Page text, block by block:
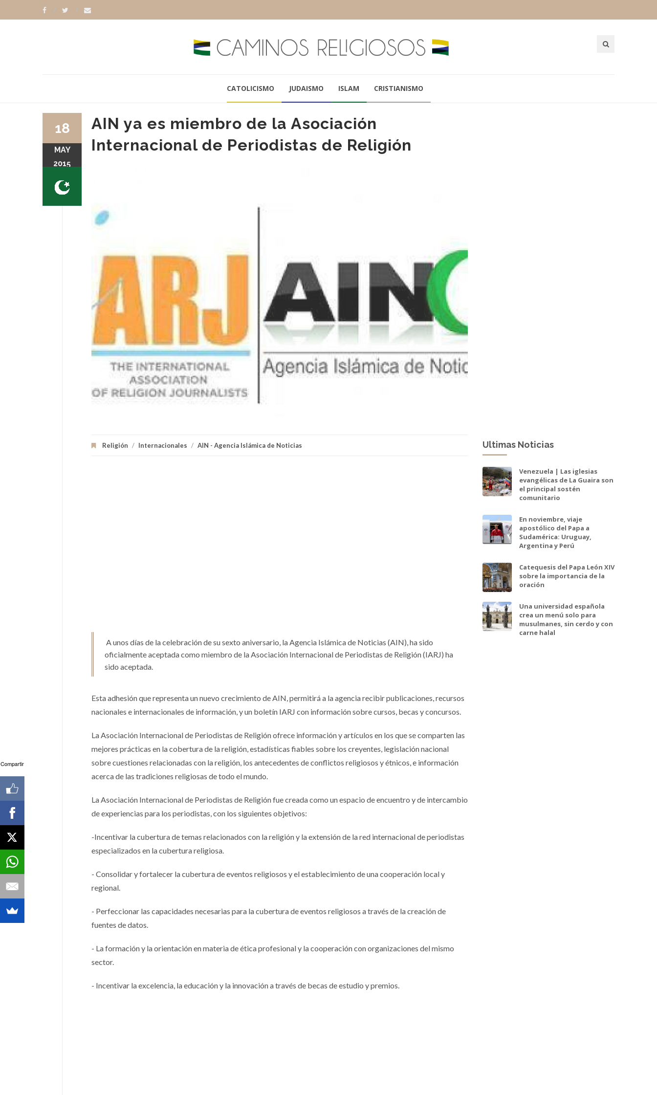
CATOLICISMO JUDAISMO ISLAM CRISTIANISMO
AIN ya es miembro de la Asociación
Internacional de Periodistas de Religión
Religión / Internacionales / AIN - Agencia Islámica de Noticias
18
MAY
2015
A unos días de la celebración de su sexto aniversario, la Agencia Islámica de Noticias (AIN), ha sido
oficialmente aceptada como miembro de la Asociación Internacional de Periodistas de Religión (IARJ) ha
sido aceptada.
Esta adhesión que representa un nuevo crecimiento de AIN, permitirá a la agencia recibir publicaciones, recursos
nacionales e internacionales de información, y un boletín IARJ con información sobre cursos, becas y concursos.
La Asociación Internacional de Periodistas de Religión ofrece información y artículos en los que se comparten las
mejores prácticas en la cobertura de la religión, estadísticas fiables sobre los creyentes, legislación nacional
sobre cuestiones relacionadas con la religión, los antecedentes de conflictos religiosos y étnicos, e información
acerca de las tradiciones religiosas de todo el mundo.
La Asociación Internacional de Periodistas de Religión fue creada como un espacio de encuentro y de intercambio
de experiencias para los periodistas, con los siguientes objetivos:
-Incentivar la cubertura de temas relacionados con la religión y la extensión de la red internacional de periodistas
especializados en la cubertura religiosa.
- Consolidar y fortalecer la cubertura de eventos religiosos y el establecimiento de una cooperación local y
regional.
- Perfeccionar las capacidades necesarias para la cubertura de eventos religiosos a través de la creación de
fuentes de datos.
- La formación y la orientación en materia de ética profesional y la cooperación con organizaciones del mismo
sector.
- Incentivar la excelencia, la educación y la innovación a través de becas de estudio y premios.
Ultimas Noticias
Venezuela | Las iglesias
evangélicas de La Guaira son
el principal sostén
comunitario
En noviembre, viaje
apostólico del Papa a
Sudamérica: Uruguay,
Argentina y Perú
Catequesis del Papa León XIV
sobre la importancia de la
oración
Una universidad española
crea un menú solo para
musulmanes, sin cerdo y con
carne halal
Compartir